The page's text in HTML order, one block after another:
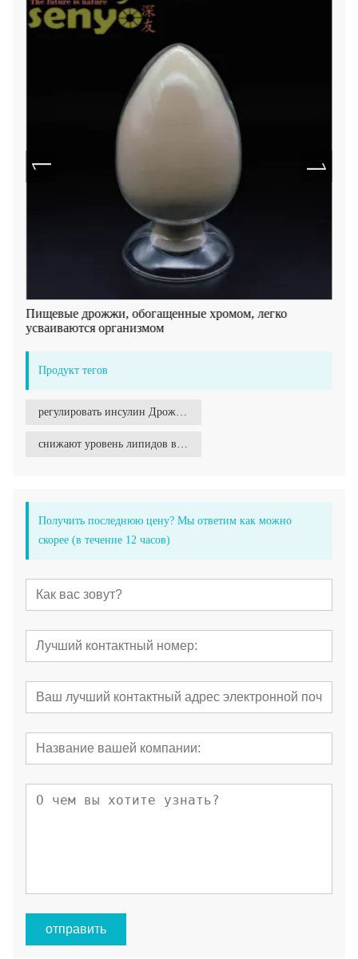
Пищевые дрожжи, обогащенные хромом, легко
усваиваются организмом
Продукт тегов
регулировать инсулин Дрожжи, обогащенные хромом
снижают уровень липидов в крови Обогащенные хромом дрожжи
Получить последнюю цену? Мы ответим как можно
скорее (в течение 12 часов)
отправить